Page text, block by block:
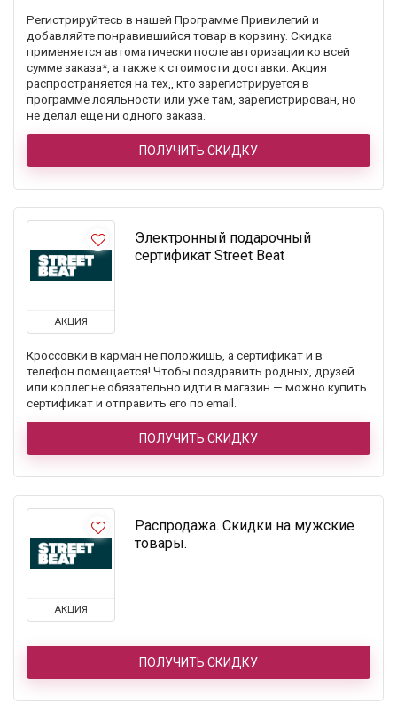
Регистрируйтесь в нашей Программе Привилегий и
добавляйте понравившийся товар в корзину. Скидка
применяется автоматически после авторизации ко всей
сумме заказа*, а также к стоимости доставки. Акция
распространяется на тех,, кто зарегистрируется в
программе лояльности или уже там, зарегистрирован, но
не делал ещё ни одного заказа.
ПОЛУЧИТЬ СКИДКУ
АКЦИЯ
Электронный подарочный
сертификат Street Beat
Кроссовки в карман не положишь, а сертификат и в
телефон помещается! Чтобы поздравить родных, друзей
или коллег не обязательно идти в магазин — можно купить
сертификат и отправить его по email.
ПОЛУЧИТЬ СКИДКУ
АКЦИЯ
Распродажа. Скидки на мужские
товары.
ПОЛУЧИТЬ СКИДКУ